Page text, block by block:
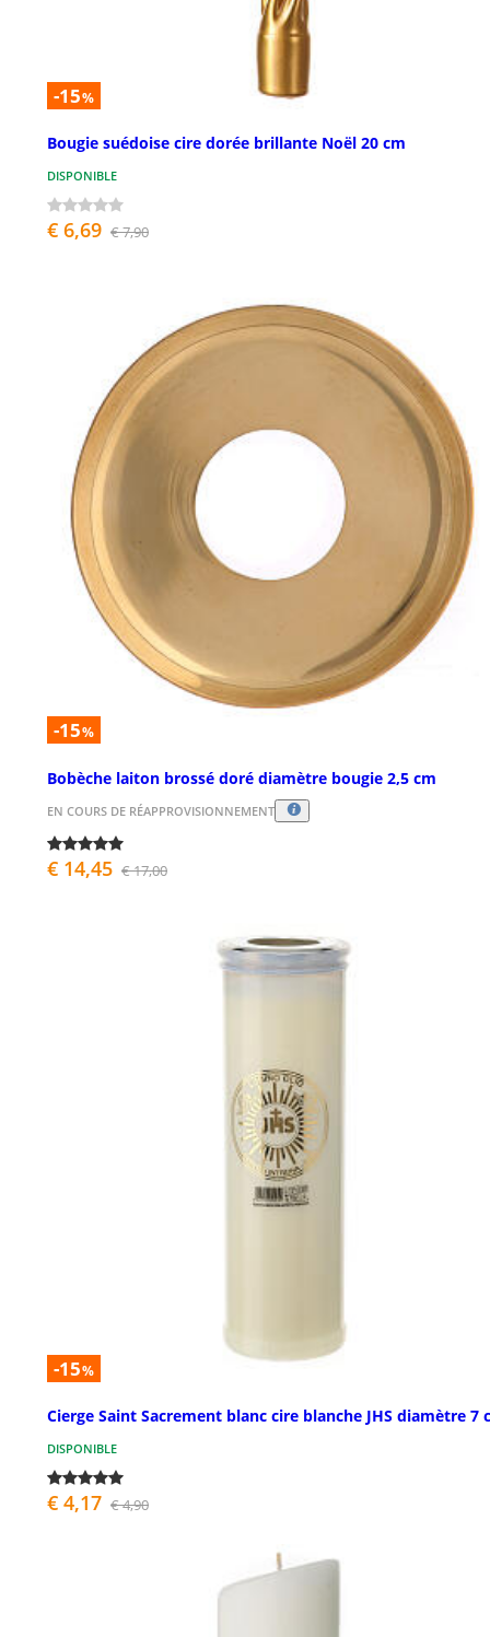
-15%
Bougie suédoise cire dorée brillante Noël 20 cm
DISPONIBLE
€ 6,69 € 7,90
-15%
Bobèche laiton brossé doré diamètre bougie 2,5 cm
EN COURS DE RÉAPPROVISIONNEMENT
€ 14,45 € 17,00
-15%
Cierge Saint Sacrement blanc cire blanche JHS diamètre 7
DISPONIBLE
€ 4,17 € 4,90